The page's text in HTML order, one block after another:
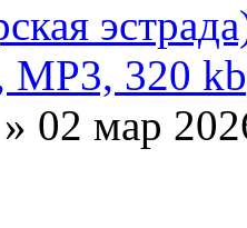
MP3, 320
» 02 мар